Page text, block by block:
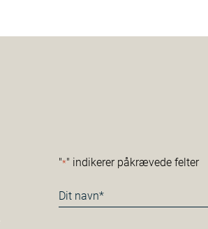
"*" indikerer påkrævede felter
Navn
*